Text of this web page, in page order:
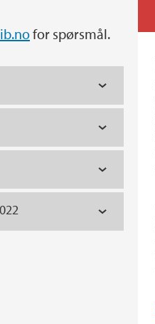
for spørsmål.